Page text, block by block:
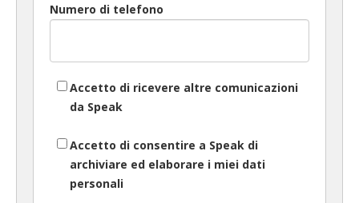
Numero di telefono
Accetto di ricevere altre comunicazioni
da Speak
Accetto di consentire a Speak di
archiviare ed elaborare i miei dati
personali